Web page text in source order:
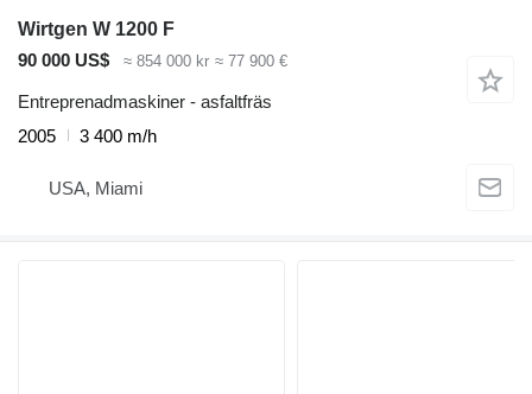
Wirtgen W 1200 F
90 000 US$
≈ 854 000 kr ≈ 77 900 €
Entreprenadmaskiner - asfaltfräs
2005
3 400 m/h
USA, Miami